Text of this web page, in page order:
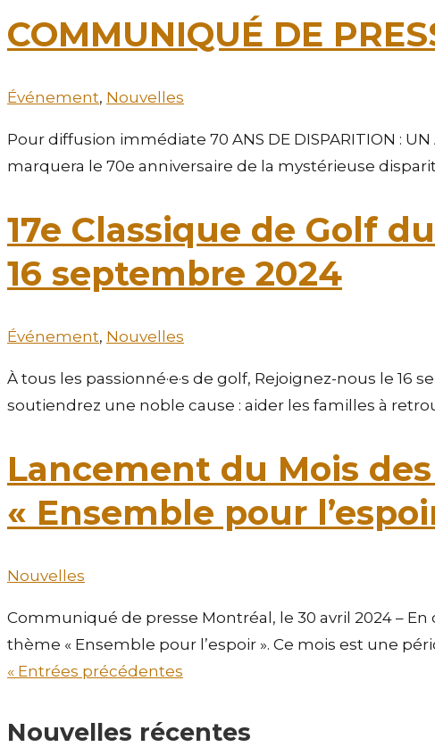
COMMUNIQUÉ DE
Événement, Nouvelles
Pour diffusion immédiate 70 ANS DE DISPARITION : UN
marquera le 70e anniversaire de la mystérieuse
17e Classique de Golf
16 septembre 2024
Événement, Nouvelles
À tous les passionné·e·s de golf, Rejoignez-nous le
soutiendrez une noble cause : aider les familles à
Lancement du Mois
« Ensemble pour
Nouvelles
Communiqué de presse Montréal, le 30 avril 2024 –
thème « Ensemble pour l’espoir ». Ce mois est une
« Entrées précédentes
Nouvelles récentes